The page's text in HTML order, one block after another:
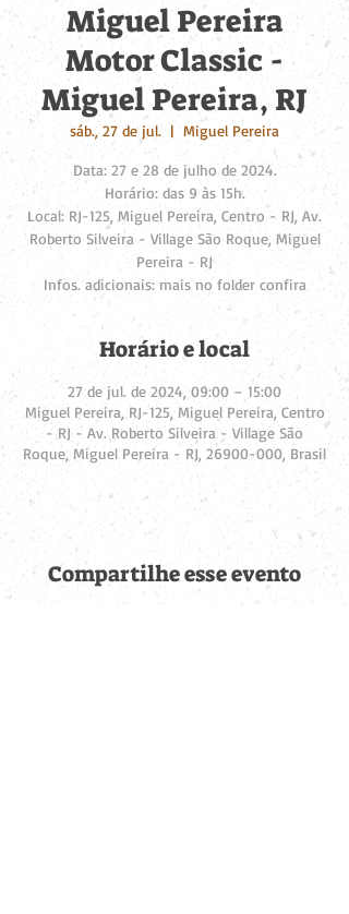
Miguel Pereira
Motor Classic -
Miguel Pereira, RJ
sáb., 27 de jul.
  |
Miguel Pereira
Data: 27 e 28 de julho de 2024.
Horário: das 9 às 15h.
Local: RJ-125, Miguel Pereira, Centro - RJ, Av.
Roberto Silveira - Village São Roque, Miguel
Pereira - RJ
Infos. adicionais: mais no folder confira
Horário e local
27 de jul. de 2024, 09:00 – 15:00
Miguel Pereira, RJ-125, Miguel Pereira, Centro
- RJ - Av. Roberto Silveira - Village São
Roque, Miguel Pereira - RJ, 26900-000, Brasil
Compartilhe esse evento